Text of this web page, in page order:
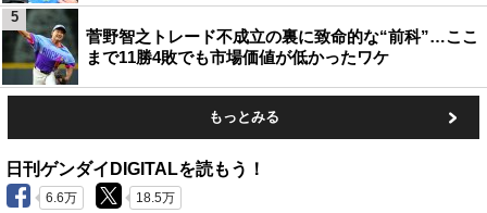
菅野智之トレード不成立の裏に致命的な“前科”…ここ
まで11勝4敗でも市場価値が低かったワケ
5
もっとみる
日刊ゲンダイDIGITALを読もう！
6.6万 18.5万